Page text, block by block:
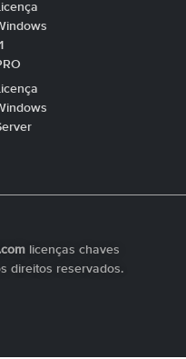
licenças chaves
direitos reservados.